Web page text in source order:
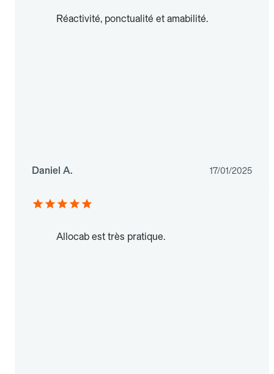
Réactivité, ponctualité et amabilité.
Daniel A. 17/01/2025
Allocab est très pratique.